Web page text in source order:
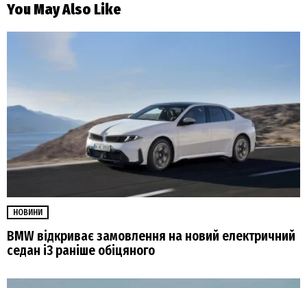
You May Also Like
НОВИНИ
BMW відкриває замовлення на новий електричний
седан i3 раніше обіцяного